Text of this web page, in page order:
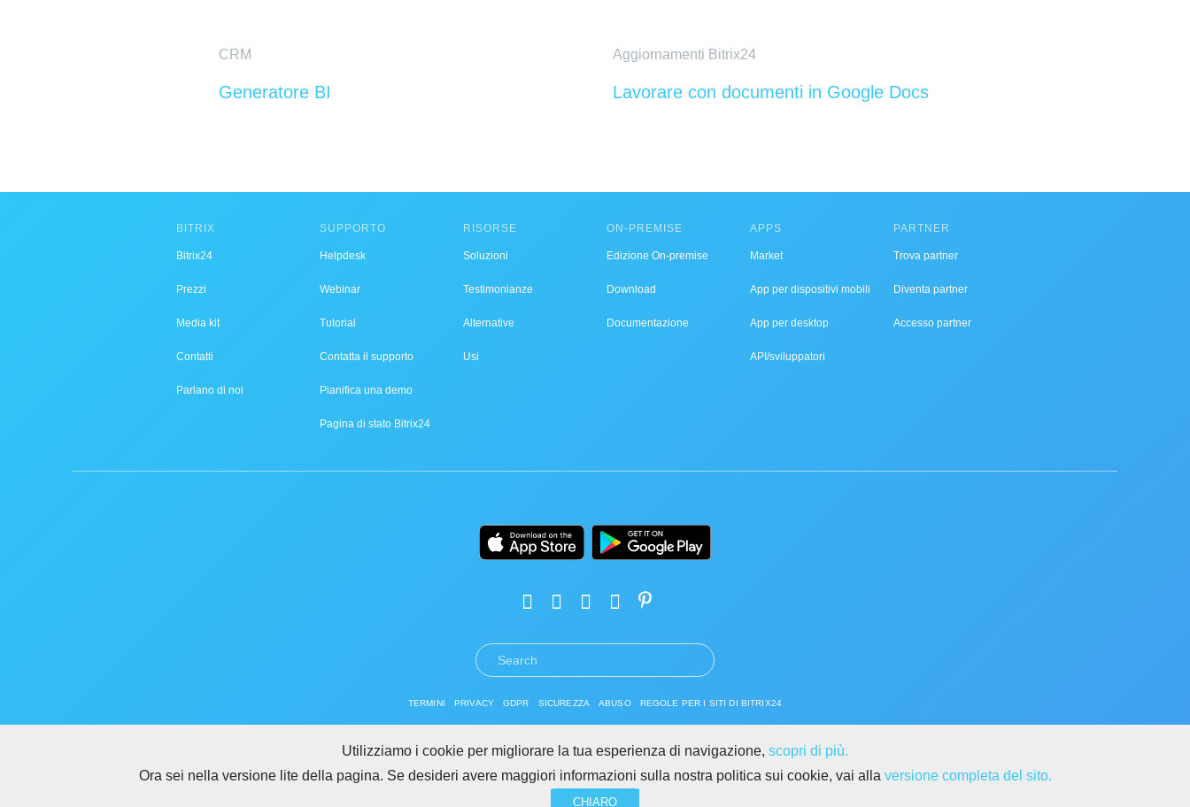
CRM
Generatore BI
Aggiornamenti Bitrix24
Lavorare con documenti in Google Docs
BITRIX
Bitrix24
Prezzi
Media kit
Contatti
Parlano di noi
SUPPORTO
Helpdesk
Webinar
Tutorial
Contatta il supporto
Pianifica una demo
Pagina di stato Bitrix24
RISORSE
Soluzioni
Testimonianze
Alternative
Usi
ON-PREMISE
Edizione On-premise
Download
Documentazione
APPS
Market
App per dispositivi mobili
App per desktop
API/sviluppatori
PARTNER
Trova partner
Diventa partner
Accesso partner
TERMINI PRIVACY GDPR SICUREZZA ABUSO REGOLE PER I SITI DI BITRIX24
Utilizziamo i cookie per migliorare la tua esperienza di navigazione, scopri di più.
Ora sei nella versione lite della pagina. Se desideri avere maggiori informazioni sulla nostra politica sui cookie, vai alla versione completa del sito.
CHIARO